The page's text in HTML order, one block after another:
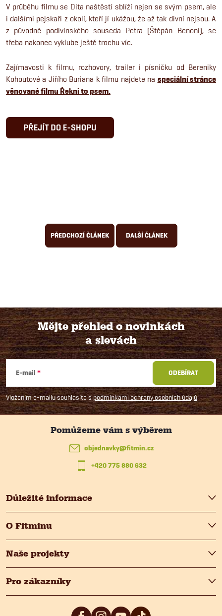
V průběhu filmu se Dita naštěstí sblíží nejen se svým psem, ale
i dalšími pejskaři z okolí, kteří jí ukážou, že až tak divní nejsou. A
z původně podivínského souseda Petra (Štěpán Benoni), se
třeba nakonec vyklube ještě trochu víc.
Zajímavosti k filmu, rozhovory, trailer i písničku od Bereniky
Kohoutové a Jiřího Buriana k filmu najdete na speciální stránce
věnované filmu Řekni to psem.
PŘEDCHOZÍ ČLÁNEK DALŠÍ ČLÁNEK
Z
á
p
Mějte přehled o novinkách
a slevách
E-mail
Vložením e-mailu souhlasíte spodmínkami ochrany osobních údajů
ODEBÍRAT
Důležité informace
O Fitminu
Naše projekty
Pro zákazníky
objednavky@fitmin.cz
+420 775 880 632